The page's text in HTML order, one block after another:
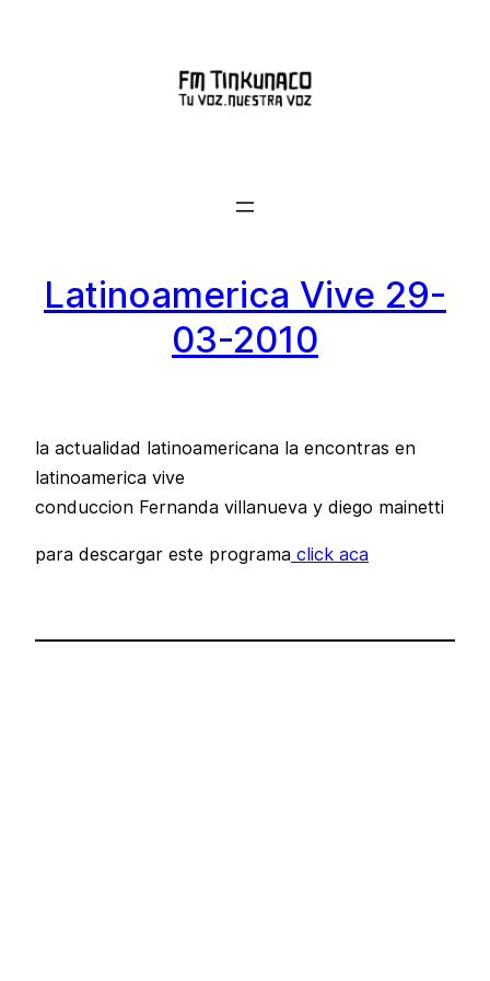
Latinoamerica Vive 29-
03-2010
la actualidad latinoamericana la encontras en
latinoamerica vive
conduccion Fernanda villanueva y diego mainetti
para descargar este programa click aca